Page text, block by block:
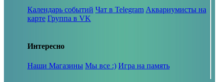
Календарь событий Чат в Telegram Аквариумисты на
карте Группа в VK
Интересно
Наши Магазины Мы все :) Игра на память